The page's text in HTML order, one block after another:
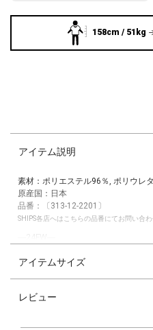
158cm / 51kg
アイテム説明
素材：ポリエステル96％, ポリウレ
原産国：日本
品番：〔313-12-2201〕
SHIPS各店へはこちらの品番にてお問い合わ
穿き心地抜群！シルエットにこだわ
すとんと落ちる絶妙な着丈と、脚の
アイテムサイズ
レビュー